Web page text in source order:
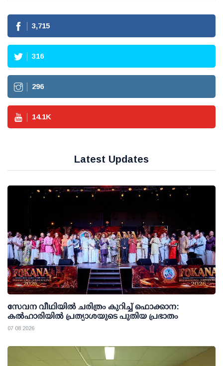
3,715
316
296
14.1K
Latest Updates
സേവന വീഥിയില്‍ ചരിത്രം കുറിച്ച് ഫൊക്കാന:
കല്‍ഹാരിയില്‍ പ്രത്യാശയുടെ പുതിയ പ്രഭാതം
07 08 2026